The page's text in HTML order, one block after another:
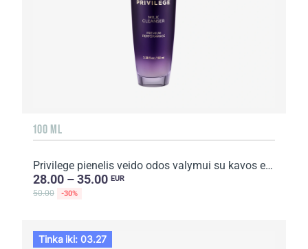
100 ML
Privilege pienelis veido odos valymui su kavos ekstraktu ir aliejumi
28.00 – 35.00 EUR
50.00 -30%
Tinka iki: 03.27